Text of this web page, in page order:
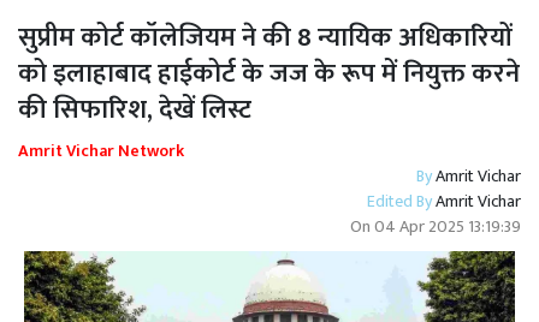
सुप्रीम कोर्ट कॉलेजियम ने की 8 न्यायिक अधिकारियों
को इलाहाबाद हाईकोर्ट के जज के रूप में नियुक्त करने
की सिफारिश, देखें लिस्ट
Amrit Vichar Network
ByAmrit Vichar
Edited ByAmrit Vichar
On04 Apr 2025 13:19:39